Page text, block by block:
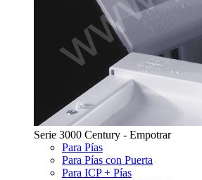
Serie 3000 Century - Empotrar
Para Pías
Para Pías con Puerta
Para ICP + Pías